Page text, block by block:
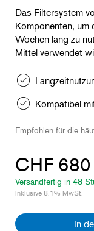
Das Filtersystem
Komponenten, um
Wochen lang zu
Mittel verwendet
Kompatibel
Empfohlen für die
CHF 680
Versandfertig in 48
Inklusive 8.1% MwSt.
In